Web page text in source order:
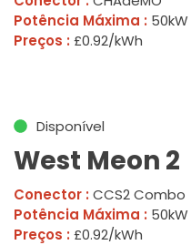
Potência Máxima : 50kW
Preços : £0.92/kWh
Disponível
West Meon 2
Conector : CCS2 Combo
Potência Máxima : 50kW
Preços : £0.92/kWh